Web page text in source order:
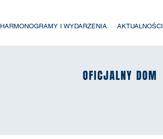
HARMONOGRAMY I WYDARZENIA AKTUALNOŚCI
OFICJALNY DOM
OFICJALNY DOM